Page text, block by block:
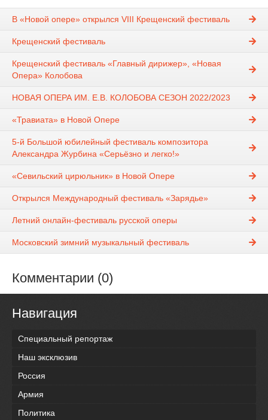
В «Новой опере» открылся VIII Крещенский фестиваль
Крещенский фестиваль
Крещенский фестиваль «Главный дирижер», «Новая
Опера» Колобова
НОВАЯ ОПЕРА ИМ. Е.В. КОЛОБОВА СЕЗОН 2022/2023
«Травиата» в Новой Опере
5-й Большой юбилейный фестиваль композитора
Александра Журбина «Серьёзно и легко!»
«Севильский цирюльник» в Новой Опере
Открылся Международный фестиваль «Зарядье»
Летний онлайн-фестиваль русской оперы
Московский зимний музыкальный фестиваль
Комментарии (0)
Навигация
Специальный репортаж
Наш эксклюзив
Россия
Армия
Политика